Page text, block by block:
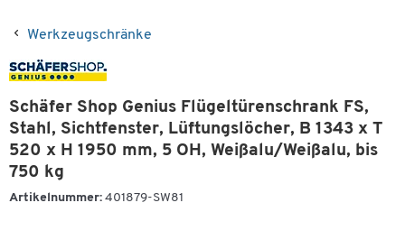
Werkzeugschränke
Schäfer Shop Genius Flügeltürenschrank FS,
Stahl, Sichtfenster, Lüftungslöcher, B 1343 x T
520 x H 1950 mm, 5 OH, Weißalu/Weißalu, bis
750 kg
Artikelnummer: 401879-SW81